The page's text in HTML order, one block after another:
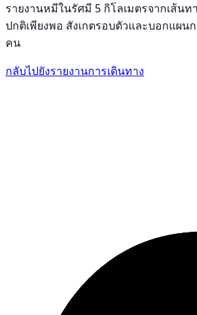
รายงานหมีในรัศมี 5 กิโลเมตรจากเส้นท
ปกติเพียงพอ สังเกตรอบตัวและบอกแผน
คน
กลับไปยังรายงานการเดินทาง